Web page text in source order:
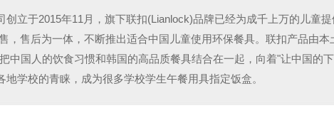
创立于2015年11月，旗下联扣(Lianlock)品牌已经为成千上万的儿童
，售后为一体，不断推出适合中国儿童使用环保餐具。联扣产品由
中国人的饮食习惯和韩国的高品质餐具结合在一起，向着"让中国的
地学校的青睐，成为很多学校学生午餐用具指定饭盒。